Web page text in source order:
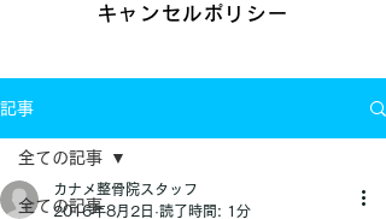
キャンセルポリシー
記事
全ての記事
全ての記事
カナメ整骨院スタッフ
2016年8月2日 読了時間: 1分